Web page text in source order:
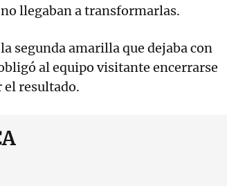
llegaban a transformarlas.
segunda amarilla que dejaba con
al equipo visitante encerrarse
el resultado.